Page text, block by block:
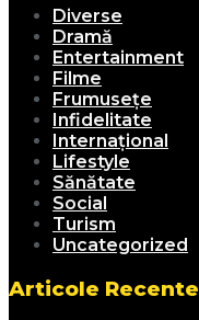
Diverse
Dramă
Entertainment
Filme
Frumusețe
Infidelitate
Internațional
Lifestyle
Sănătate
Social
Turism
Uncategorized
Articole Recente